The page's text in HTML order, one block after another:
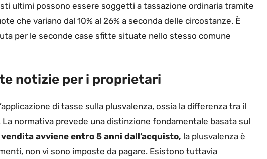
ultimi possono essere soggetti a tassazione ordinaria tramite
che variano dal 10% al 26% a seconda delle circostanze. È
per le seconde case sfitte situate nello stesso comune
notizie per i proprietari
di tasse sulla plusvalenza, ossia la differenza tra il
normativa prevede una distinzione fondamentale basata sul
vendita avviene entro 5 anni dall’acquisto, la plusvalenza è
non vi sono imposte da pagare. Esistono tuttavia